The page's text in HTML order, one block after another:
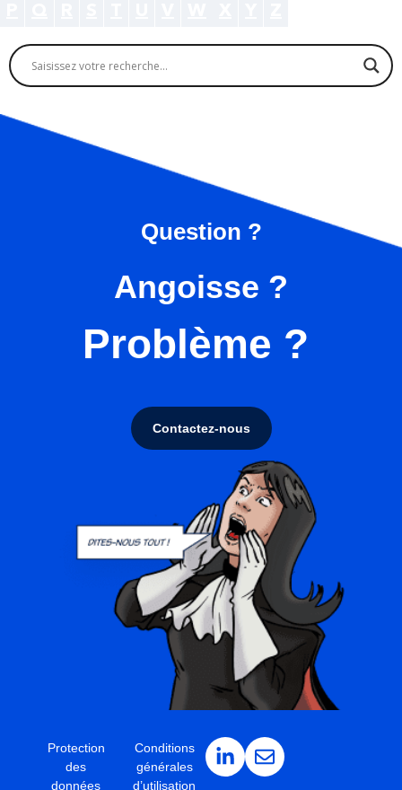
Question ?
Angoisse ?
Problème ?
Contactez-nous
Protection
des
données
Conditions
générales
d’utilisation